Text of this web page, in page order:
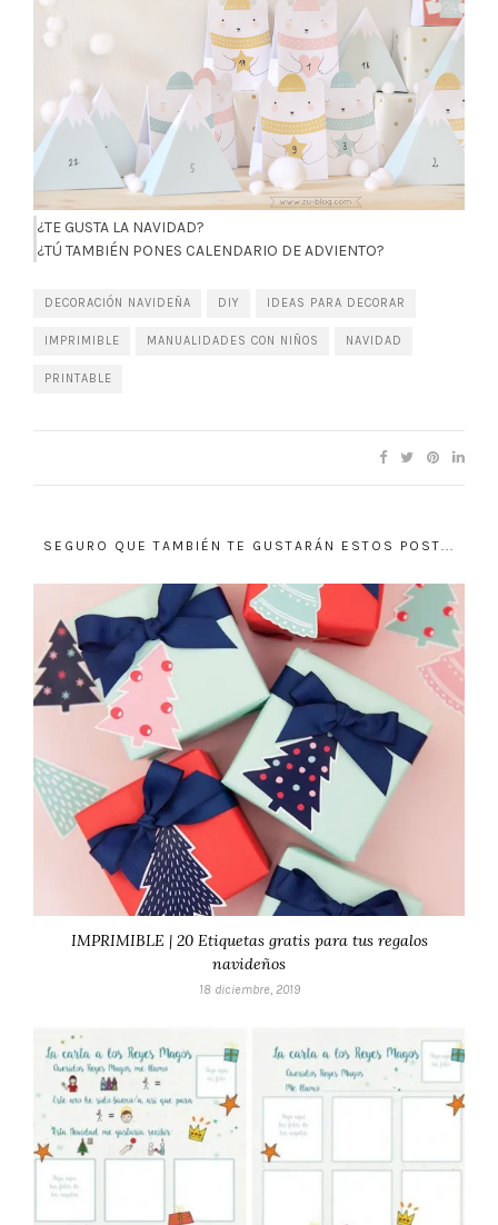
¿TE GUSTA LA NAVIDAD?
¿TÚ TAMBIÉN PONES CALENDARIO DE ADVIENTO?
DECORACIÓN NAVIDEÑA DIY IDEAS PARA DECORAR
IMPRIMIBLE MANUALIDADES CON NIÑOS NAVIDAD
PRINTABLE
SEGURO QUE TAMBIÉN TE GUSTARÁN ESTOS POST...
IMPRIMIBLE | 20 Etiquetas gratis para tus regalos
navideños
18 diciembre, 2019